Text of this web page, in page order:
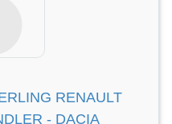
RENAULT
- DACIA